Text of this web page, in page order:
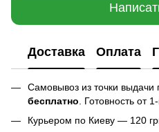
Доставка Оплата
Самовывоз из точки выдачи
бесплатно . Готовность от
Курьером по Киеву — 120